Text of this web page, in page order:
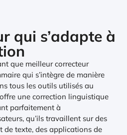
qui s’adapte à
que meilleur correcteur
qui s’intègre de manière
tous les outils utilisés au
une correction linguistique
parfaitement à
qu’ils travaillent sur des
de texte, des applications de